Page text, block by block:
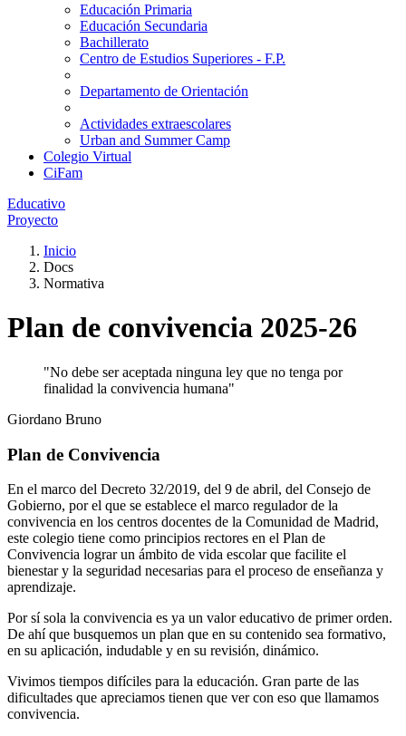
Educación Primaria
Educación Secundaria
Bachillerato
Centro de Estudios Superiores - F.P.
Departamento de Orientación
Actividades extraescolares
Urban and Summer Camp
Colegio Virtual
CiFam
Educativo
Proyecto
Inicio
Docs
Normativa
Plan de convivencia 2025-26
"No debe ser aceptada ninguna ley que no tenga por
finalidad la convivencia humana"
Giordano Bruno
Plan de Convivencia
En el marco del Decreto 32/2019, del 9 de abril, del Consejo de
Gobierno, por el que se establece el marco regulador de la
convivencia en los centros docentes de la Comunidad de Madrid,
este colegio tiene como principios rectores en el Plan de
Convivencia lograr un ámbito de vida escolar que facilite el
bienestar y la seguridad necesarias para el proceso de enseñanza y
aprendizaje.
Por sí sola la convivencia es ya un valor educativo de primer orden.
De ahí que busquemos un plan que en su contenido sea formativo,
en su aplicación, indudable y en su revisión, dinámico.
Vivimos tiempos difíciles para la educación. Gran parte de las
dificultades que apreciamos tienen que ver con eso que llamamos
convivencia.